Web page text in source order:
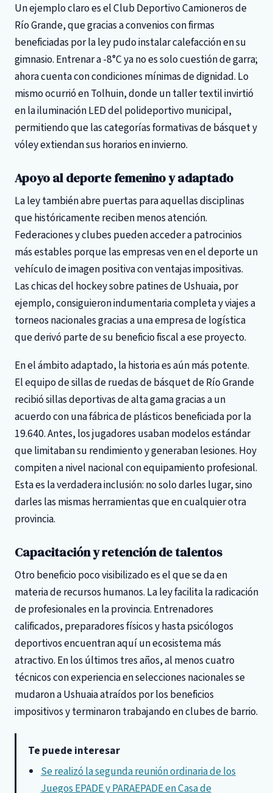
Un ejemplo claro es el Club Deportivo Camioneros de
Río Grande, que gracias a convenios con firmas
beneficiadas por la ley pudo instalar calefacción en su
gimnasio. Entrenar a -8°C ya no es solo cuestión de garra;
ahora cuenta con condiciones mínimas de dignidad. Lo
mismo ocurrió en Tolhuin, donde un taller textil invirtió
en la iluminación LED del polideportivo municipal,
permitiendo que las categorías formativas de básquet y
vóley extiendan sus horarios en invierno.
Apoyo al deporte femenino y adaptado
La ley también abre puertas para aquellas disciplinas
que históricamente reciben menos atención.
Federaciones y clubes pueden acceder a patrocinios
más estables porque las empresas ven en el deporte un
vehículo de imagen positiva con ventajas impositivas.
Las chicas del hockey sobre patines de Ushuaia, por
ejemplo, consiguieron indumentaria completa y viajes a
torneos nacionales gracias a una empresa de logística
que derivó parte de su beneficio fiscal a ese proyecto.
En el ámbito adaptado, la historia es aún más potente.
El equipo de sillas de ruedas de básquet de Río Grande
recibió sillas deportivas de alta gama gracias a un
acuerdo con una fábrica de plásticos beneficiada por la
19.640. Antes, los jugadores usaban modelos estándar
que limitaban su rendimiento y generaban lesiones. Hoy
compiten a nivel nacional con equipamiento profesional.
Esta es la verdadera inclusión: no solo darles lugar, sino
darles las mismas herramientas que en cualquier otra
provincia.
Capacitación y retención de talentos
Otro beneficio poco visibilizado es el que se da en
materia de recursos humanos. La ley facilita la radicación
de profesionales en la provincia. Entrenadores
calificados, preparadores físicos y hasta psicólogos
deportivos encuentran aquí un ecosistema más
atractivo. En los últimos tres años, al menos cuatro
técnicos con experiencia en selecciones nacionales se
mudaron a Ushuaia atraídos por los beneficios
impositivos y terminaron trabajando en clubes de barrio.
Te puede interesar
Se realizó la segunda reunión ordinaria de los
Juegos EPADE y PARAEPADE en Casa de